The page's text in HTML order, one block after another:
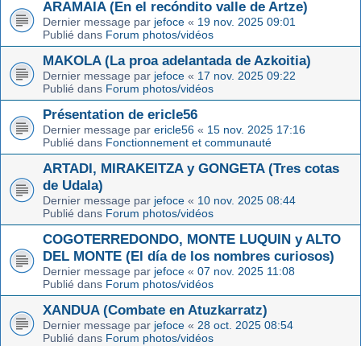
ARAMAIA (En el recóndito valle de Artze)
Dernier message par jefoce « 19 nov. 2025 09:01
Publié dans Forum photos/vidéos
MAKOLA (La proa adelantada de Azkoitia)
Dernier message par jefoce « 17 nov. 2025 09:22
Publié dans Forum photos/vidéos
Présentation de ericle56
Dernier message par ericle56 « 15 nov. 2025 17:16
Publié dans Fonctionnement et communauté
ARTADI, MIRAKEITZA y GONGETA (Tres cotas
de Udala)
Dernier message par jefoce « 10 nov. 2025 08:44
Publié dans Forum photos/vidéos
COGOTERREDONDO, MONTE LUQUIN y ALTO
DEL MONTE (El día de los nombres curiosos)
Dernier message par jefoce « 07 nov. 2025 11:08
Publié dans Forum photos/vidéos
XANDUA (Combate en Atuzkarratz)
Dernier message par jefoce « 28 oct. 2025 08:54
Publié dans Forum photos/vidéos